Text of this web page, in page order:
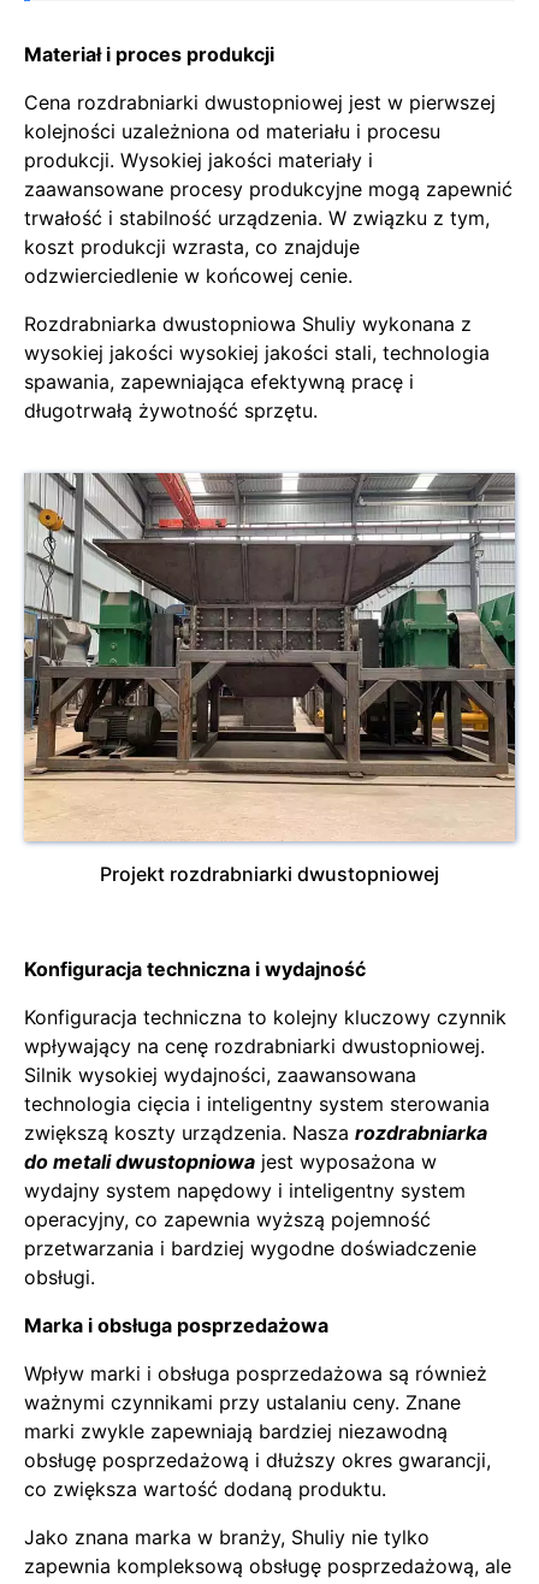
Materiał i proces produkcji
Cena rozdrabniarki dwustopniowej jest w pierwszej
kolejności uzależniona od materiału i procesu
produkcji. Wysokiej jakości materiały i
zaawansowane procesy produkcyjne mogą zapewnić
trwałość i stabilność urządzenia. W związku z tym,
koszt produkcji wzrasta, co znajduje
odzwierciedlenie w końcowej cenie.
Rozdrabniarka dwustopniowa Shuliy wykonana z
wysokiej jakości wysokiej jakości stali, technologia
spawania, zapewniająca efektywną pracę i
długotrwałą żywotność sprzętu.
Projekt rozdrabniarki dwustopniowej
Konfiguracja techniczna i wydajność
Konfiguracja techniczna to kolejny kluczowy czynnik
wpływający na cenę rozdrabniarki dwustopniowej.
Silnik wysokiej wydajności, zaawansowana
technologia cięcia i inteligentny system sterowania
zwiększą koszty urządzenia. Nasza rozdrabniarka
do metali dwustopniowa jest wyposażona w
wydajny system napędowy i inteligentny system
operacyjny, co zapewnia wyższą pojemność
przetwarzania i bardziej wygodne doświadczenie
obsługi.
Marka i obsługa posprzedażowa
Wpływ marki i obsługa posprzedażowa są również
ważnymi czynnikami przy ustalaniu ceny. Znane
marki zwykle zapewniają bardziej niezawodną
obsługę posprzedażową i dłuższy okres gwarancji,
co zwiększa wartość dodaną produktu.
Jako znana marka w branży, Shuliy nie tylko
zapewnia kompleksową obsługę posprzedażową, ale